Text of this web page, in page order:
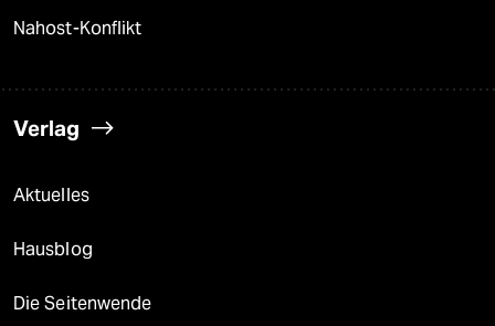
Nahost-Konflikt
Verlag
Aktuelles
Hausblog
Die Seitenwende